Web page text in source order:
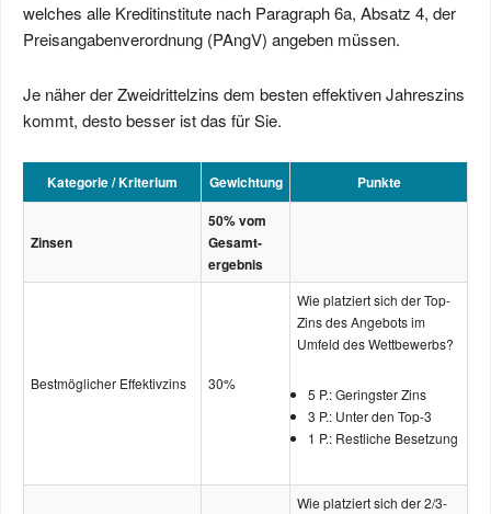
welches alle Kreditinstitute nach Paragraph 6a, Absatz 4, der
Preisangabenverordnung (PAngV) angeben müssen.
Je näher der Zweidrittelzins dem besten effektiven Jahreszins
kommt, desto besser ist das für Sie.
Kategorie / Kriterium Gewichtung Punkte
Zinsen
50% vom
Gesamt­­
ergebnis
Bestmöglicher Effektivzins 30%
Wie platziert sich der Top-
Zins des Angebots im
Umfeld des Wettbewerbs?
5 P.: Geringster Zins
3 P.: Unter den Top-3
1 P.: Restliche Besetzung
Wie platziert sich der 2/3-